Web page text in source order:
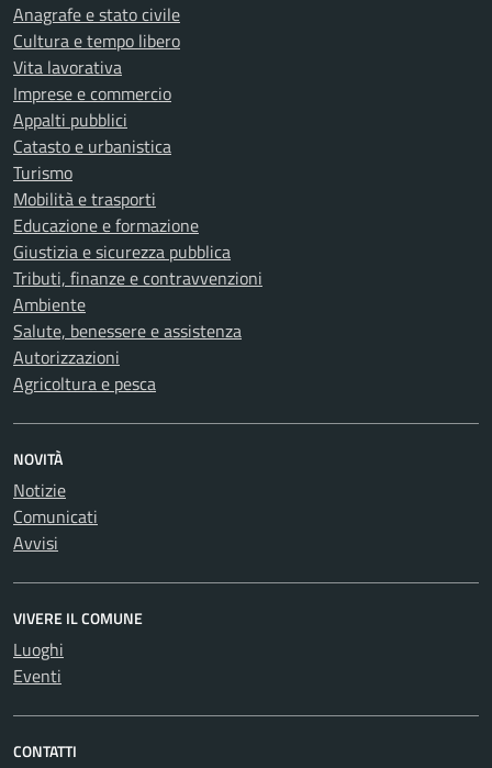
Anagrafe e stato civile
Cultura e tempo libero
Vita lavorativa
Imprese e commercio
Appalti pubblici
Catasto e urbanistica
Turismo
Mobilità e trasporti
Educazione e formazione
Giustizia e sicurezza pubblica
Tributi, finanze e contravvenzioni
Ambiente
Salute, benessere e assistenza
Autorizzazioni
Agricoltura e pesca
NOVITÀ
Notizie
Comunicati
Avvisi
VIVERE IL COMUNE
Luoghi
Eventi
CONTATTI